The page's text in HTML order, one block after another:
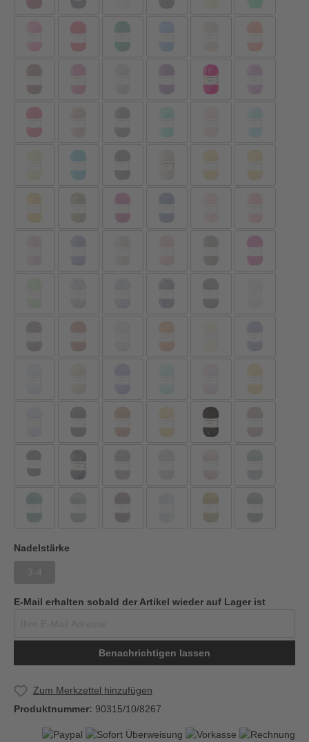
Nadelstärke
E-Mail erhalten sobald der Artikel wieder auf Lager ist
Benachrichtigen lassen
Zum Merkzettel hinzufügen
Produktnummer: 90315/10/8267